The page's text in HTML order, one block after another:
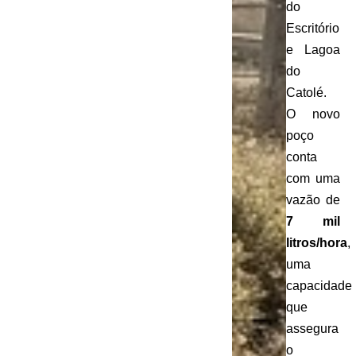
do
Escritório
e Lagoa
do
Catolé.
O novo
poço
conta
com uma
vazão de
7 mil
litros/hora,
uma
capacidade
que
assegura
o